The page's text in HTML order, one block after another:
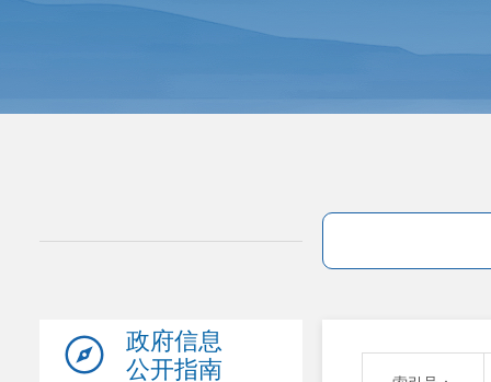
政府信息
公开指南